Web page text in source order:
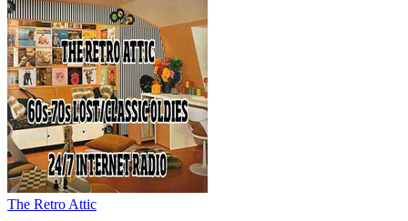
The Retro Attic